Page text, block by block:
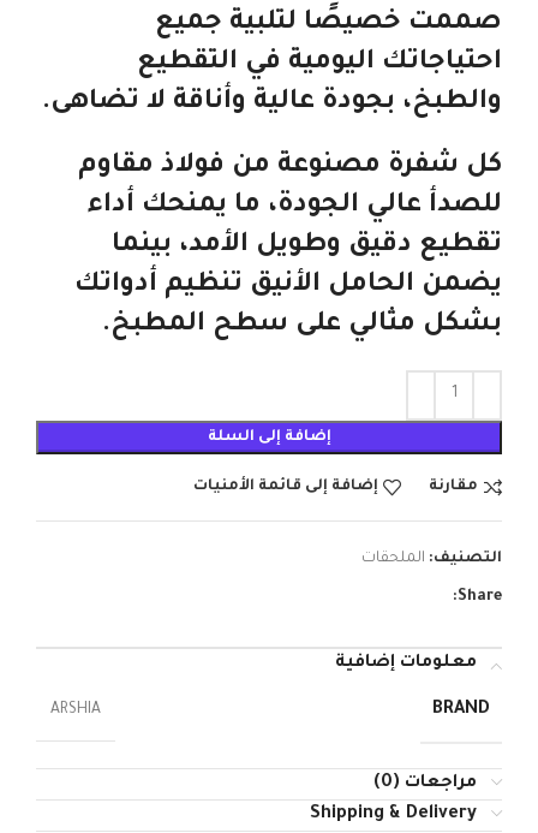
صممت خصيصًا لتلبية جميع
احتياجاتك اليومية في التقطيع
والطبخ، بجودة عالية وأناقة لا تضاهى.
كل شفرة مصنوعة من فولاذ مقاوم
للصدأ عالي الجودة، ما يمنحك أداء
تقطيع دقيق وطويل الأمد، بينما
يضمن الحامل الأنيق تنظيم أدواتك
بشكل مثالي على سطح المطبخ.
إضافة إلى السلة
مقارنة إضافة إلى قائمة الأمنيات
التصنيف: الملحقات
Share:
معلومات إضافية
BRAND
ARSHIA
مراجعات (0)
Shipping & Delivery